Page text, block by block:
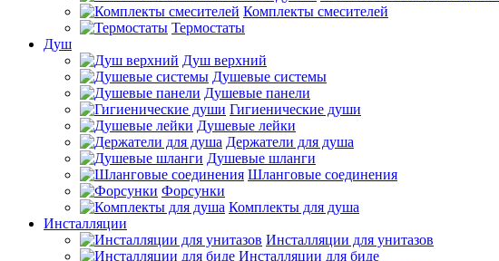
Комплекты смесителей
Термостаты
Душ
Душ верхний
Душевые системы
Душевые панели
Гигиенические души
Душевые лейки
Держатели для душа
Душевые шланги
Шланговые соединения
Форсунки
Комплекты для душа
Инсталляции
Инсталляции для унитазов
Инсталляции для биде